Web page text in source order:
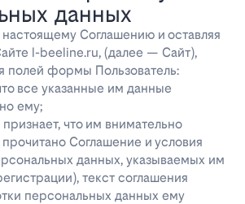
данных
Соглашению и оставляя
l-beeline.ru, (далее — Сайт),
полей формы Пользователь:
все указанные им данные
ему;
что им внимательно
Соглашение и условия
данных, указываемых им
текст соглашения
персональных данных ему